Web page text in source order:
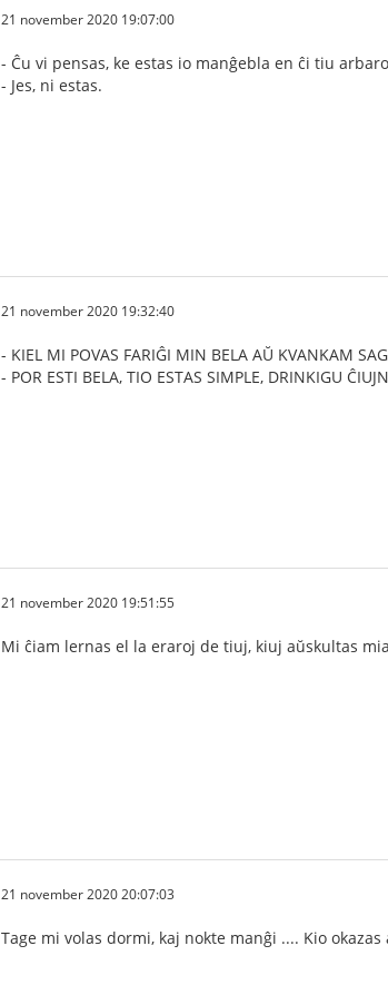
21 november 2020 19:07:00
- Ĉu vi pensas, ke estas io manĝebla en ĉi tiu
- Jes, ni estas.
21 november 2020 19:32:40
- KIEL MI POVAS FARIĜI MIN BELA AŬ KVANKAM
- POR ESTI BELA, TIO ESTAS SIMPLE, DRINKIGU
21 november 2020 19:51:55
Mi ĉiam lernas el la eraroj de tiuj, kiuj aŭskultas
21 november 2020 20:07:03
Tage mi volas dormi, kaj nokte manĝi .... Kio okazas